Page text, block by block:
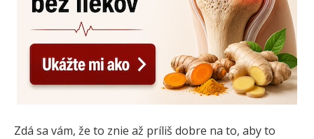
Zdá sa vám, že to znie až príliš dobre na to, aby to